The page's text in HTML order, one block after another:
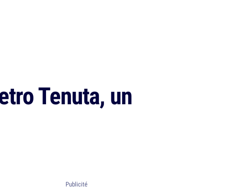
Tenuta, un